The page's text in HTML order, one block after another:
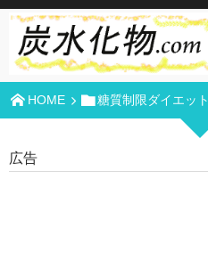
HOME 糖質制限ダイエット
広告